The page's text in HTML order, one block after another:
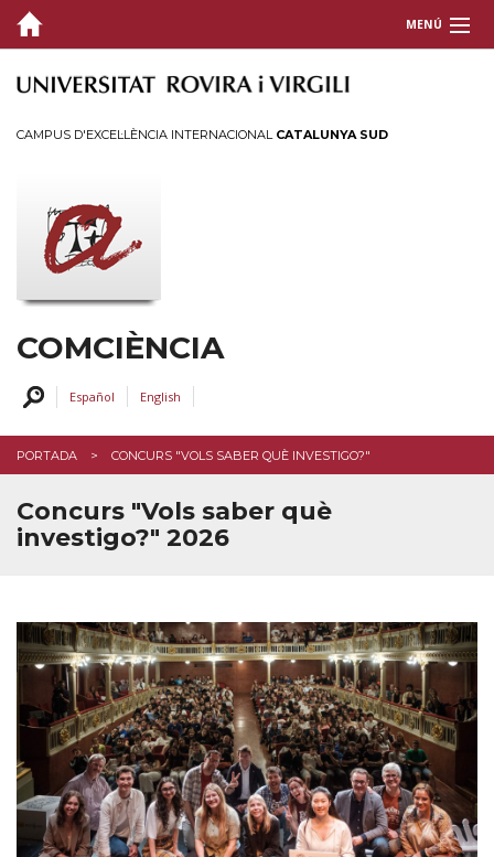
MENÚ
QUI SOM
FORMACIÓ I SUPORT
CONTACTEU
CAMPUS D'EXCEL·LÈNCIA INTERNACIONAL CATALUNYA SUD
COMCIÈNCIA
Español English
PORTADA CONCURS "VOLS SABER QUÈ INVESTIGO?"
Concurs "Vols saber què
investigo?" 2026